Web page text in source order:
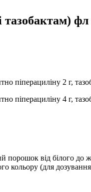
тазобактам) фл
піперациліну 2 г,
піперациліну 4 г,
порошок від білого
кольору (для